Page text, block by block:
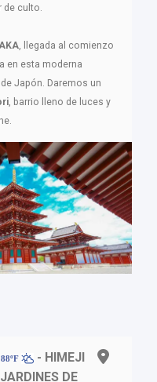
de culto.
, llegada al comienzo
en esta moderna
Japón. Daremos un
, barrio lleno de luces y
88ºF - HIMEJI
DE